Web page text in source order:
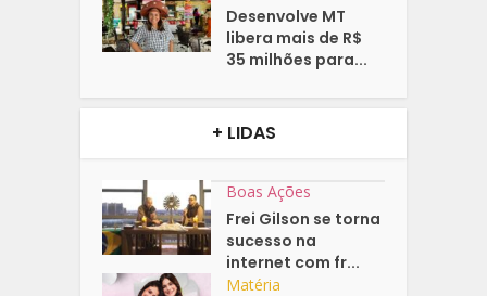
Desenvolve MT
libera mais de R$
35 milhões para...
+ LIDAS
Boas Ações
Frei Gilson se torna
sucesso na
internet com fr...
Matéria